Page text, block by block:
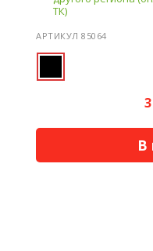
ТК)
АРТИКУЛ 85064
В